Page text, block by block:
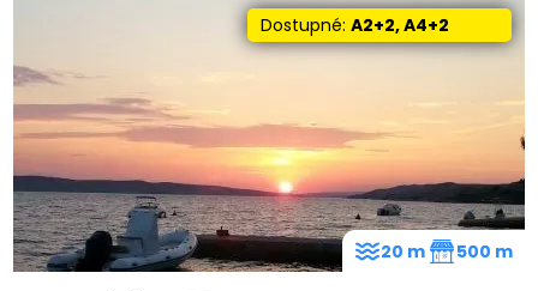
Dostupné:A2+2, A4+2
20 m 500 m